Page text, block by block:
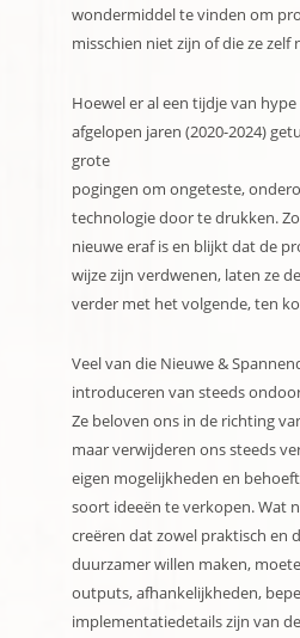
wondermiddel te vinden om
misschien niet zijn of die ze zelf
Hoewel er al een tijdje van
afgelopen jaren (2020-2024)
grote
pogingen om ongeteste,
technologie door te drukken.
nieuwe eraf is en blijkt dat de
wijze zijn verdwenen, laten ze
verder met het volgende, ten
Veel van die Nieuwe &
introduceren van steeds
Ze beloven ons in de richting
maar verwijderen ons steeds
eigen mogelijkheden en
soort ideeën te verkopen. Wat
creëren dat zowel praktisch en
duurzamer willen maken,
outputs, afhankelijkheden,
implementatiedetails zijn van